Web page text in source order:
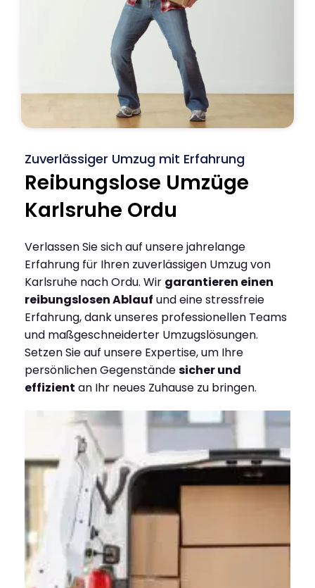
Zuverlässiger Umzug mit Erfahrung
Reibungslose Umzüge
Karlsruhe Ordu
Verlassen Sie sich auf unsere jahrelange
Erfahrung für Ihren zuverlässigen Umzug von
Karlsruhe nach Ordu. Wir garantieren einen
reibungslosen Ablauf und eine stressfreie
Erfahrung, dank unseres professionellen Teams
und maßgeschneiderter Umzugslösungen.
Setzen Sie auf unsere Expertise, um Ihre
persönlichen Gegenständesicher und
effizient an Ihr neues Zuhause zu bringen.